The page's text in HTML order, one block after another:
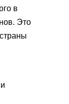
в
Это